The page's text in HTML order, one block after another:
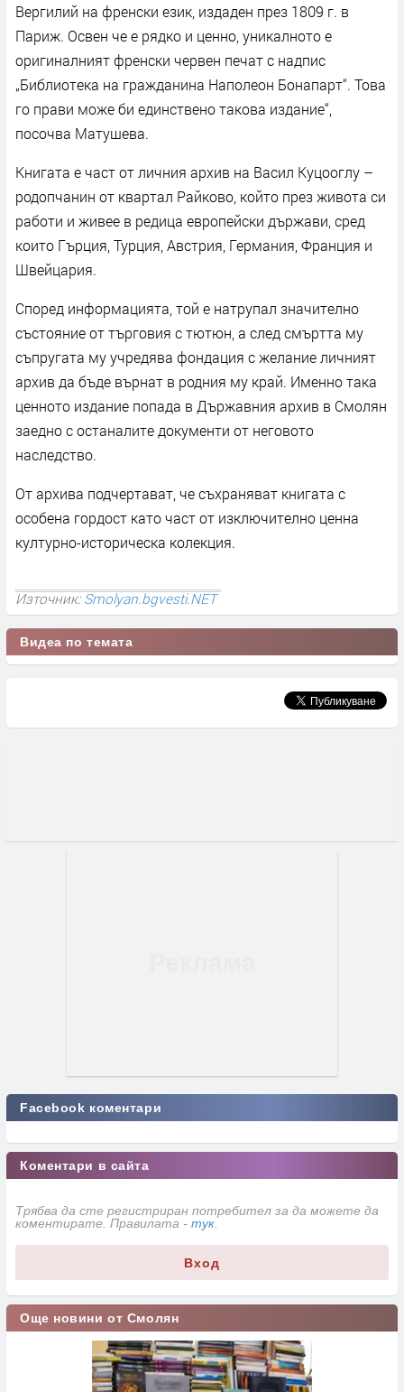
Вергилий на френски език, издаден през 1809 г. в
Париж. Освен че е рядко и ценно, уникалното е
оригиналният френски червен печат с надпис
„Библиотека на гражданина Наполеон Бонапарт“. Това
го прави може би единствено такова издание“,
посочва Матушева.
Книгата е част от личния архив на Васил Куцооглу –
родопчанин от квартал Райково, който през живота си
работи и живее в редица европейски държави, сред
които Гърция, Турция, Австрия, Германия, Франция и
Швейцария.
Според информацията, той е натрупал значително
състояние от търговия с тютюн, а след смъртта му
съпругата му учредява фондация с желание личният
архив да бъде върнат в родния му край. Именно така
ценното издание попада в Държавния архив в Смолян
заедно с останалите документи от неговото
наследство.
От архива подчертават, че съхраняват книгата с
особена гордост като част от изключително ценна
културно-историческа колекция.
Източник:Smolyan.bgvesti.NET
Видеа по темата
Facebook коментари
Коментари в сайта
Трябва да сте регистриран потребител за да можете да
коментирате. Правилата - тук
Вход
Още новини от Смолян